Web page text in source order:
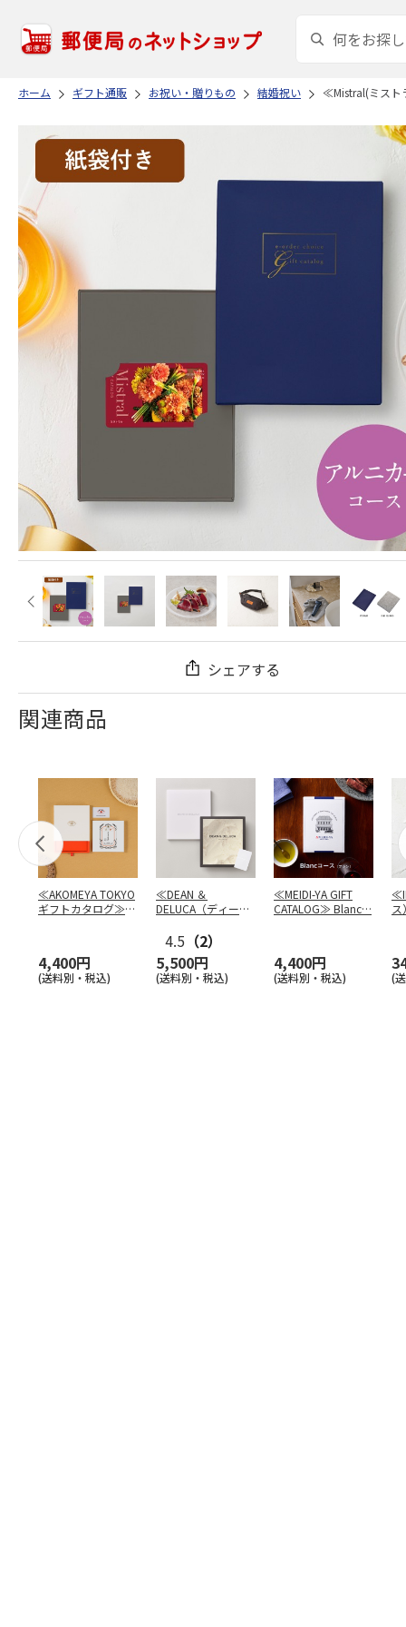
ホーム ギフト通販 お祝い・贈りもの 結婚祝い ≪Mistral(ミス
シェアする
関連商品
≪AKOMEYA TOKYO
ギフトカタログ≫
4,400円
(送料別・税込)
≪DEAN ＆
DELUCA（ディーン
…
4.5 （2）
5,500円
(送料別・税込)
≪MEIDI-YA GIFT
CATALOG≫ Blanc…
4,400円
(送料別・税込) (